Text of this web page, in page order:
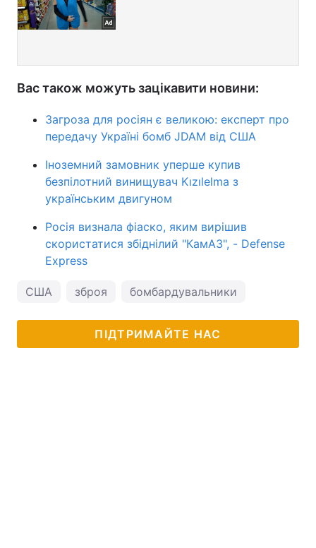
Вас також можуть зацікавити новини:
Загроза для росіян є великою: експерт про
передачу Україні бомб JDAM від США
Іноземний замовник уперше купив
безпілотний винищувач Kızılelma з
українським двигуном
Росія визнала фіаско, яким вирішив
скористатися збіднілий "КамАЗ", - Defense
Express
США зброя бомбардувальники
ПІДТРИМАЙТЕ НАС